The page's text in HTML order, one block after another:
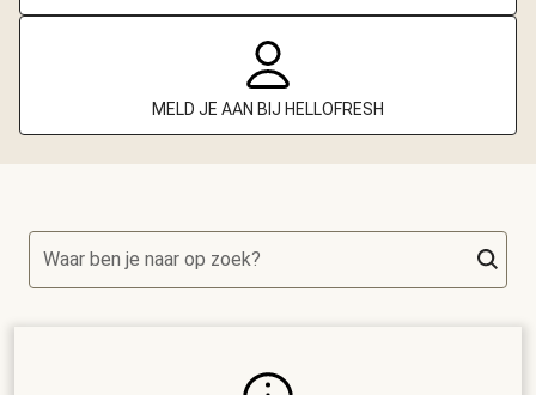
MELD JE AAN BIJ HELLOFRESH
Waar ben je naar op zoek?